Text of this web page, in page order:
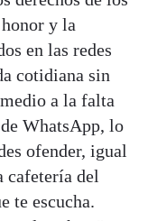
y la
en las redes
cotidiana sin
a la falta
WhatsApp, lo
ofender, igual
cafetería del
te escucha.